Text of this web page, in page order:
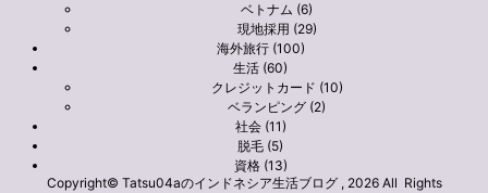
ベトナム (6)
現地採用 (29)
海外旅行 (100)
生活 (60)
クレジットカード (10)
ベランピング (2)
社会 (11)
脱毛 (5)
資格 (13)
Copyright© Tatsu04aのインドネシア生活ブログ , 2026 All Rights